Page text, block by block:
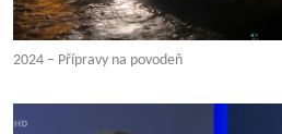
2024 – Přípravy na povodeň